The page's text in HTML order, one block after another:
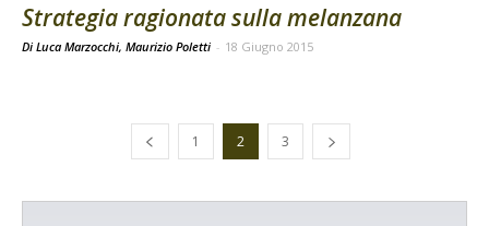
Strategia ragionata sulla melanzana
Di Luca Marzocchi, Maurizio Poletti - 18 Giugno 2015
1 2 3